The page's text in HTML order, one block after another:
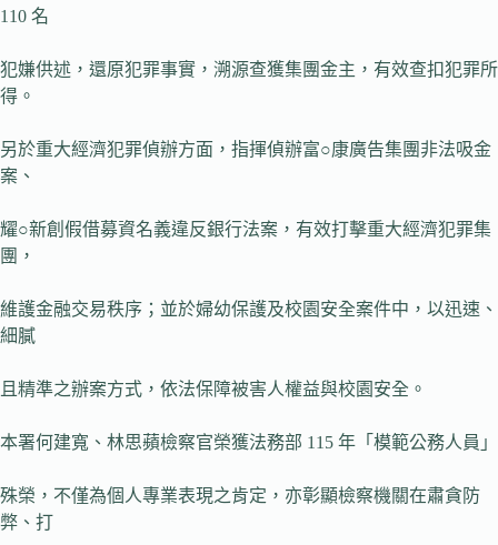
110 名
犯嫌供述，還原犯罪事實，溯源查獲集團金主，有效查扣犯罪所
得。
另於重大經濟犯罪偵辦方面，指揮偵辦富○康廣告集團非法吸金
案、
耀○新創假借募資名義違反銀行法案，有效打擊重大經濟犯罪集
團，
維護金融交易秩序；並於婦幼保護及校園安全案件中，以迅速、
細膩
且精準之辦案方式，依法保障被害人權益與校園安全。
本署何建寬、林思蘋檢察官榮獲法務部 115 年「模範公務人員」
殊榮，不僅為個人專業表現之肯定，亦彰顯檢察機關在肅貪防
弊、打